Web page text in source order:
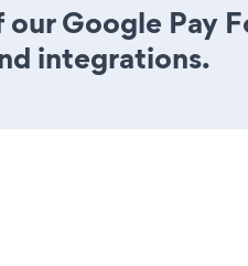
Google Pay
integrations.